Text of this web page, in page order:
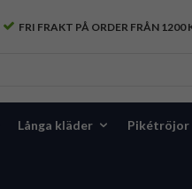
FRI FRAKT PÅ ORDER FRÅN 1200
Långa kläder Pikétröjor